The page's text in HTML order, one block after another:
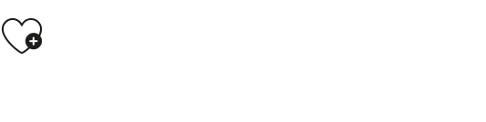
Ajouter aux favoris